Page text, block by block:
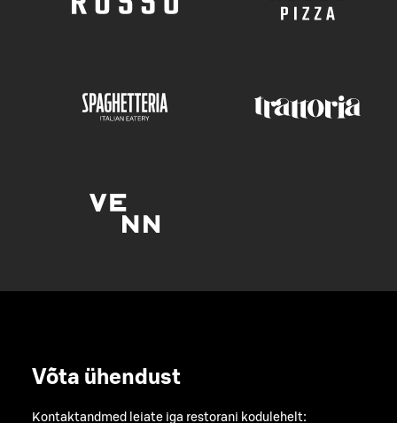
Võta ühendust
Kontaktandmed leiate iga restorani kodulehelt: